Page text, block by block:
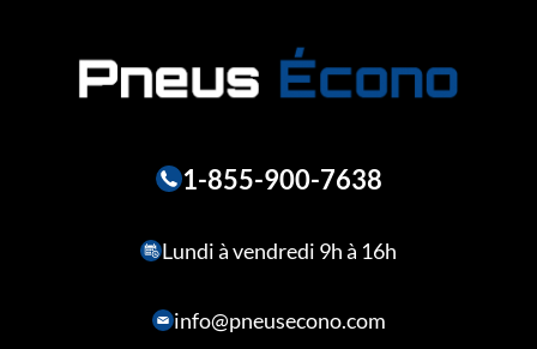
1-855-900-7638
Lundi à vendredi 9h à 16h
info@pneusecono.com